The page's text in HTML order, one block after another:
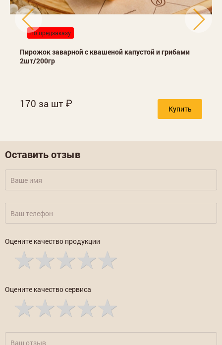
по предзаказу
Пирожок заварной с квашеной капустой и грибами
2шт/200гр
170 за шт Купить
Оставить отзыв
Оцените качество продукции
Оцените качество сервиса